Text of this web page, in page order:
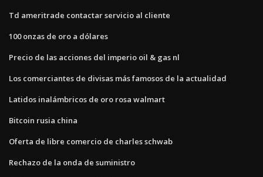
Td ameritrade contactar servicio al cliente
100 onzas de oro a dólares
Precio de las acciones del imperio oil & gas nl
Los comerciantes de divisas más famosos de la actualidad
Latidos inalámbricos de oro rosa walmart
Bitcoin rusia china
Oferta de libre comercio de charles schwab
Rechazo de la onda de suministro